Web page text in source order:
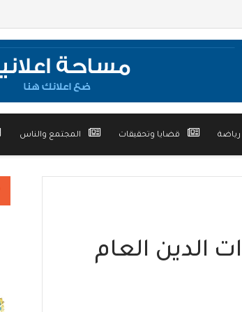
رياضة قضايا وتحقيقات المجتمع والناس
الدين العام